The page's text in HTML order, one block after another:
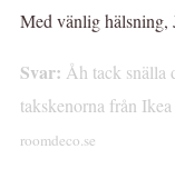
Med vänlig hälsning,
Svar: Åh tack snälla
takskenorna från
roomdeco.se